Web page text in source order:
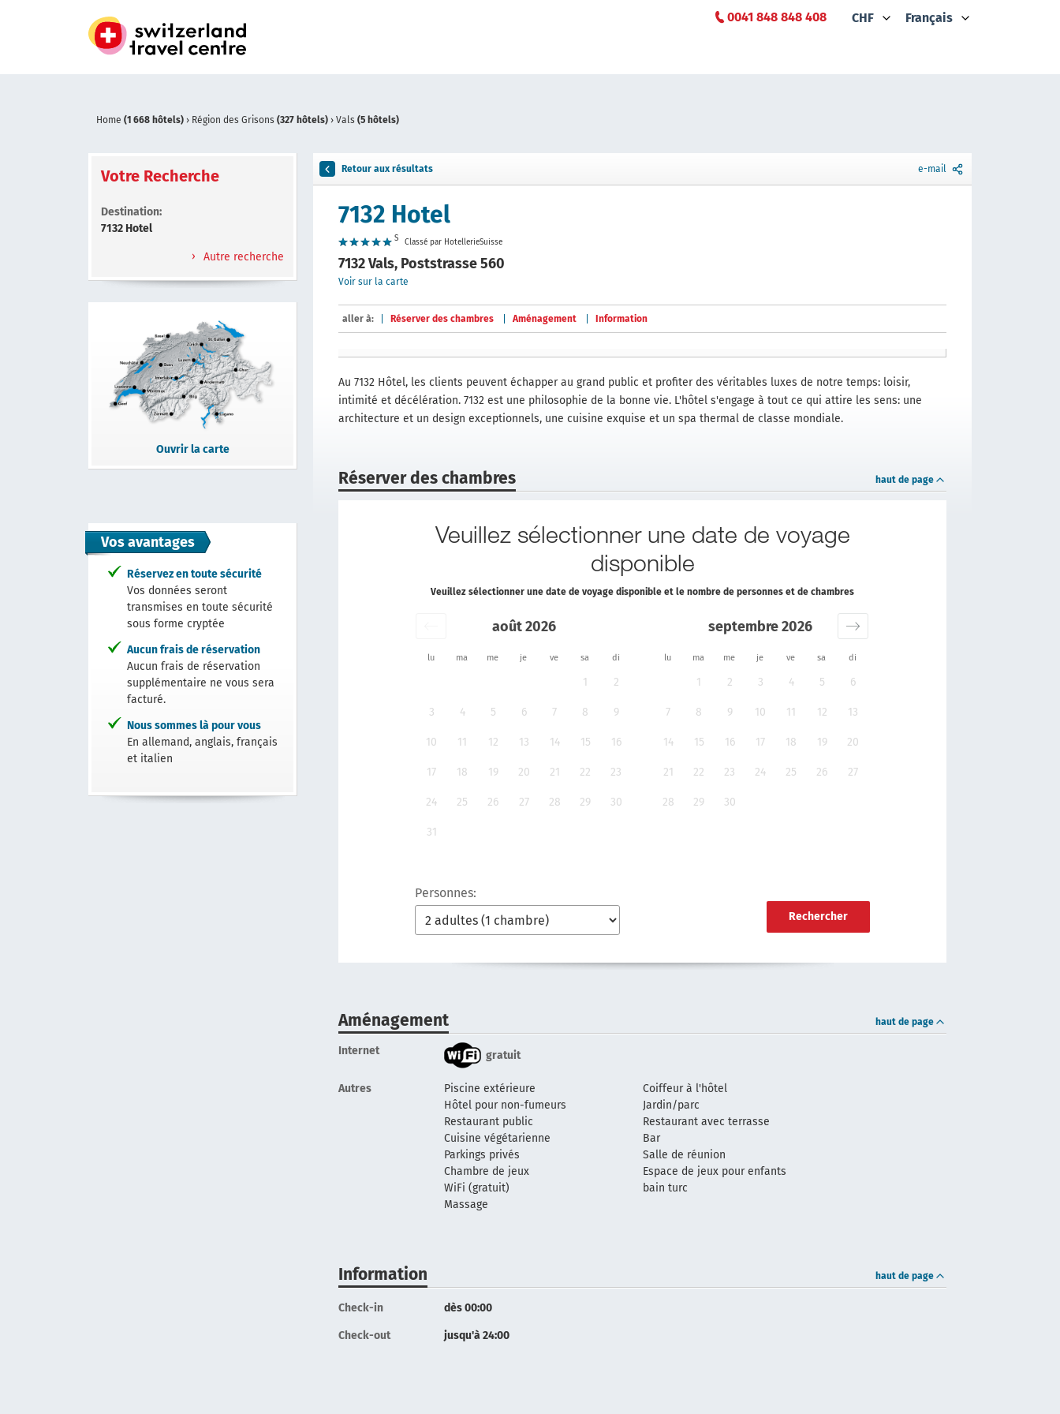
0041 848 848 408 CHF Français
Home (1 668 hôtels) › Région des Grisons (327 hôtels) › Vals (5 hôtels)
Votre Recherche
Destination:
7132 Hotel
Autre recherche
Ouvrir la carte
Vos avantages
Réservez en toute sécurité
Vos données seront
transmises en toute sécurité
sous forme cryptée
Aucun frais de réservation
Aucun frais de réservation
supplémentaire ne vous sera
facturé.
Nous sommes là pour vous
En allemand, anglais, français
et italien
Retour aux résultats e-mail
7132 Hotel
S Classé par HotellerieSuisse
7132 Vals, Poststrasse 560
Voir sur la carte
aller à: Réserver des chambres Aménagement Information
Au 7132 Hôtel, les clients peuvent échapper au grand public et profiter des véritables luxes de notre temps: loisir,
intimité et décélération. 7132 est une philosophie de la bonne vie. L'hôtel s'engage à tout ce qui attire les sens: une
architecture et un design exceptionnels, une cuisine exquise et un spa thermal de classe mondiale.
Réserver des chambres haut de page
Veuillez sélectionner une date de voyage
disponible
Veuillez sélectionner une date de voyage disponible et le nombre de personnes et de chambres
lu ma me je ve sa di lu ma me je ve sa di
août 2026
1 2
3 4 5 6 7 8 9
10 11 12 13 14 15 16
17 18 19 20 21 22 23
24 25 26 27 28 29 30
31
septembre 2026
1 2 3 4 5 6
7 8 9 10 11 12 13
14 15 16 17 18 19 20
21 22 23 24 25 26 27
28 29 30
Personnes:
Rechercher
Aménagement haut de page
Internet gratuit
Autres Piscine extérieure
Coiffeur à l'hôtel
Hôtel pour non-fumeurs
Jardin/parc
Restaurant public
Restaurant avec terrasse
Cuisine végétarienne
Bar
Parkings privés
Salle de réunion
Chambre de jeux
Espace de jeux pour enfants
WiFi (gratuit)
bain turc
Massage
Information haut de page
Check-in dès 00:00
Check-out jusqu'à 24:00